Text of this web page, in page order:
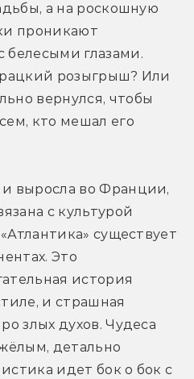
а на роскошную
проникают
глазами.
розыгрыш? Или
вернулся, чтобы
кто мешал его
выросла во Франции,
с культурой
существует
Это
история
и страшная
злых духов. Чудеса
детально
идет бок о бок с